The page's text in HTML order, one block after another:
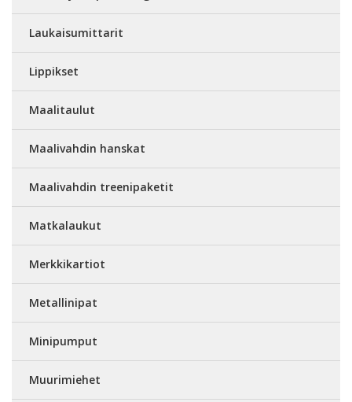
Laukaisumittarit
Lippikset
Maalitaulut
Maalivahdin hanskat
Maalivahdin treenipaketit
Matkalaukut
Merkkikartiot
Metallinipat
Minipumput
Muurimiehet